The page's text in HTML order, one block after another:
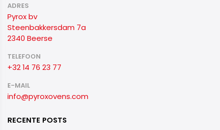
ADRES
Pyrox bv
Steenbakkersdam 7a
2340 Beerse
TELEFOON
+32 14 76 23 77
E-MAIL
info@pyroxovens.com
RECENTE POSTS